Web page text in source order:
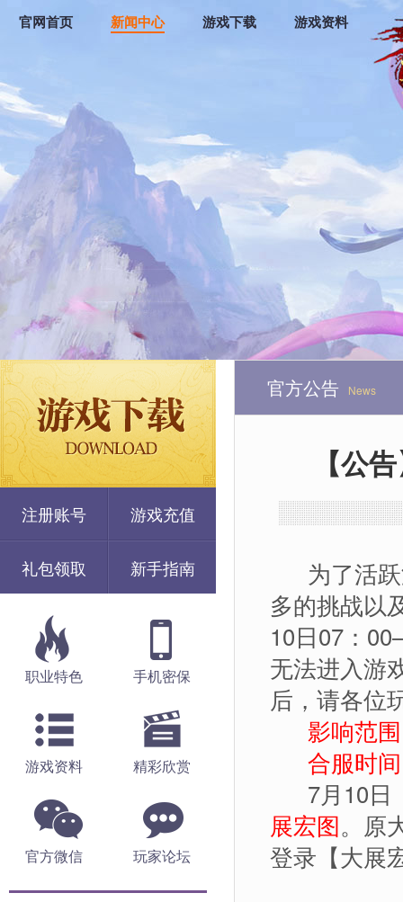
官网首页 新闻中心 游戏下载 游戏资料
注册账号 游戏充值
礼包领取 新手指南
职业特色 手机密保
游戏资料 精彩欣赏
官方微信 玩家论坛
官方公告 News
【公
为了活跃
多的挑战以
10日07：
无法进入游
后，请各位
影响范围
合服时间
7月10日
展宏图。原
登录【大展